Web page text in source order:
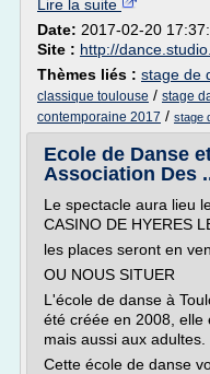
Lire la suite
Date: 2017-02-20
Site : http://
Thèmes liés : stage de
classique toulouse / stage
contemporaine 2017 / stage
Ecole de Danse
Association Des
Le spectacle aura lieu
CASINO DE HYERES
les places seront en
OU NOUS SITUER
L'école de danse à
été créée en 2008, elle
mais aussi aux adultes.
Cette école de danse